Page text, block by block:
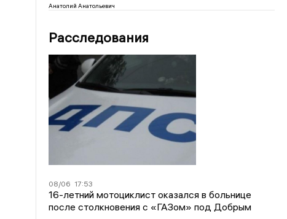
Анатолий Анатольевич
Расследования
08/06 17:53
16-летний мотоциклист оказался в больнице
после столкновения с «ГАЗом» под Добрым